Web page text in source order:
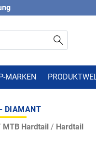
MARKEN
DIAMANT
MTB Hardtail / Hardtail